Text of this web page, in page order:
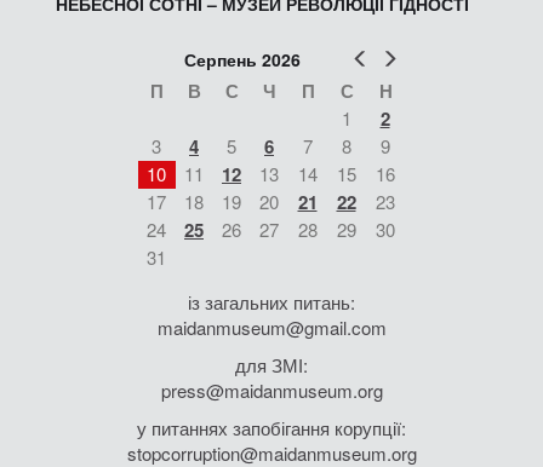
Попер
Серпень 2026
П В С Ч П С Н
1 2
3 4 5 6 7 8
9
10
11 12 13 14 15
16
17
18 19 20 21 22
23
24
25 26 27 28 29
30
31
із загальних питань:
maidanmuseum@gmail.com
для ЗМІ:
press@maidanmuseum.org
у питаннях запобігання корупції:
stopcorruption@maidanmuseum.org